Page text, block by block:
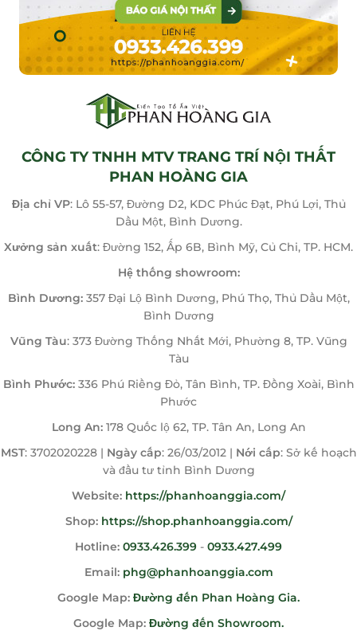
CÔNG TY TNHH MTV TRANG TRÍ NỘI THẤT
PHAN HOÀNG GIA
Địa chỉ VP: Lô 55-57, Đường D2, KDC Phúc Đạt, Phú Lợi, Thủ
Dầu Một, Bình Dương.
Xưởng sản xuất: Đường 152, Ấp 6B, Bình Mỹ, Củ Chi, TP. HCM.
Hệ thống showroom:
Bình Dương:357 Đại Lộ Bình Dương, Phú Thọ, Thủ Dầu Một,
Bình Dương
Vũng Tàu: 373 Đường Thống Nhất Mới, Phường 8, TP. Vũng
Tàu
Bình Phước:336 Phú Riềng Đỏ, Tân Bình, TP. Đồng Xoài, Bình
Phước
Long An:178 Quốc lộ 62, TP. Tân An, Long An
MST: 3702020228 | Ngày cấp: 26/03/2012 | Nới cấp: Sở kế hoạch
và đầu tư tỉnh Bình Dương
Website: https://phanhoanggia.com/
Shop: https://shop.phanhoanggia.com/
Hotline: 0933.426.399 - 0933.427.499
Email: phg@phanhoanggia.com
Google Map: Đường đến Phan Hoàng Gia.
Google Map: Đường đến Showroom.